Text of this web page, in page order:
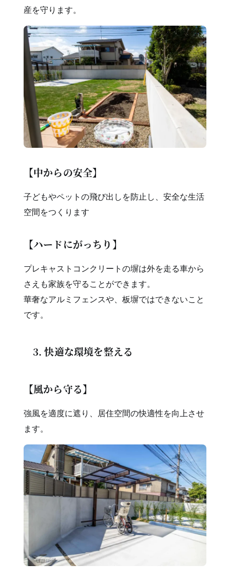
産を守ります。
【中からの安全】
子どもやペットの飛び出しを防止し、安全な生活
空間をつくります
【ハードにがっちり】
プレキャストコンクリートの塀は外を走る車から
さえも家族を守ることができます。
華奢なアルミフェンスや、板塀ではできないこと
です。
3. 快適な環境を整える
【風から守る】
強風を適度に遮り、居住空間の快適性を向上させ
ます。